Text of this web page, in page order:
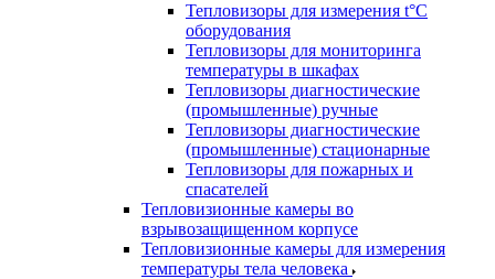
Тепловизоры для измерения t°С
оборудования
Тепловизоры для мониторинга
температуры в шкафах
Тепловизоры диагностические
(промышленные) ручные
Тепловизоры диагностические
(промышленные) стационарные
Тепловизоры для пожарных и
спасателей
Тепловизионные камеры во
взрывозащищенном корпусе
Тепловизионные камеры для измерения
температуры тела человека